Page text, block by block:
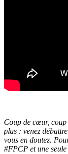
Coup de cœur, coup
plus : venez
vous en doutez.
#FPCP et une